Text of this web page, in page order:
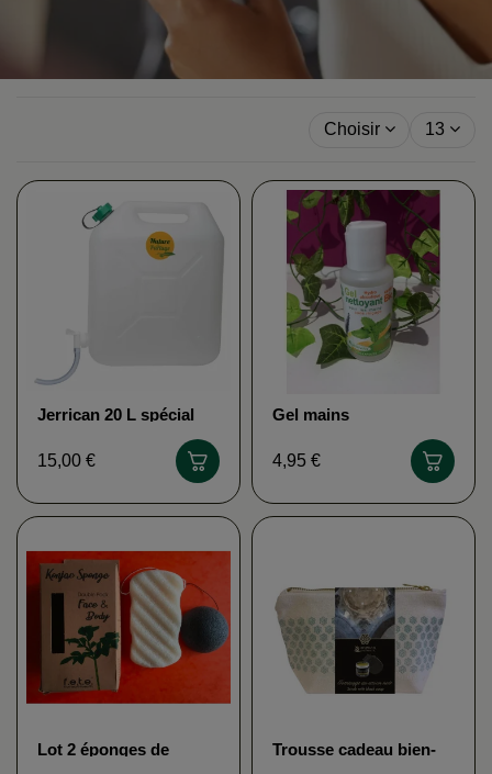
Choisir 13
Jerrican 20 L spécial
15,00 €
Gel mains
PHYTOFRANCE
4,95 €
Lot 2 éponges de
Trousse cadeau bien-